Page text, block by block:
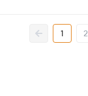
1 2